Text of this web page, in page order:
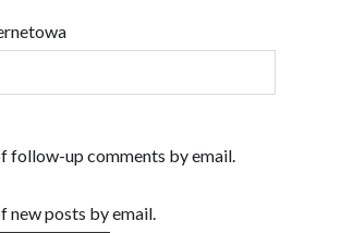
follow-up comments by email.
new posts by email.